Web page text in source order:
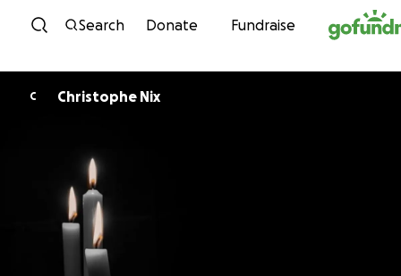
Skip to content
Search Donate Fundraise
C Christophe Nix